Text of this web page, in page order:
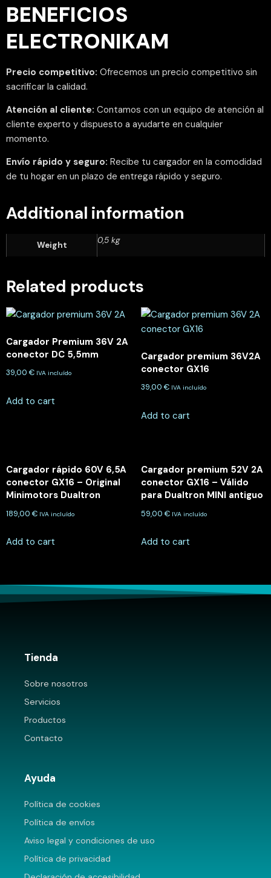
BENEFICIOS
ELECTRONIKAM
Precio competitivo: Ofrecemos un precio competitivo sin
sacrificar la calidad.
Atención al cliente: Contamos con un equipo de atención al
cliente experto y dispuesto a ayudarte en cualquier
momento.
Envío rápido y seguro: Recibe tu cargador en la comodidad
de tu hogar en un plazo de entrega rápido y seguro.
Additional information
Weight 0,5 kg
Related products
Cargador Premium 36V 2A
conector DC 5,5mm
39,00€ IVA incluído
Add to cart
Cargador premium 36V2A
conector GX16
39,00€ IVA incluído
Add to cart
Cargador rápido 60V 6,5A
conector GX16 – Original
Minimotors Dualtron
189,00€ IVA incluído
Add to cart
Cargador premium 52V 2A
conector GX16 – Válido
para Dualtron MINI antiguo
59,00€ IVA incluído
Add to cart
Tienda
Sobre nosotros
Servicios
Productos
Contacto
Ayuda
Política de cookies
Política de envíos
Aviso legal y condiciones de uso
Política de privacidad